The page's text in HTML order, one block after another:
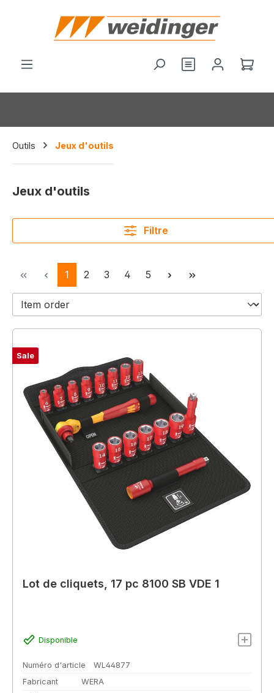
principal
Le
Outils Jeux d'outils
Jeux d'outils
Filtre
Page
1 Page
2 Page
3 Page
4 Page
5
Sale
Lot de cliquets, 17 pc 8100 SB VDE 1
Disponible
Numéro d'article
WL44877
Fabricant
WERA